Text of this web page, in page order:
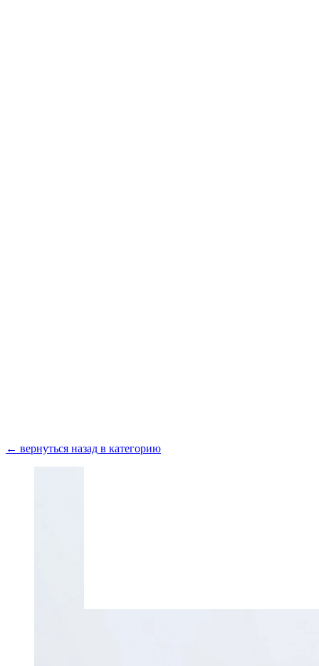
← вернуться назад в категорию